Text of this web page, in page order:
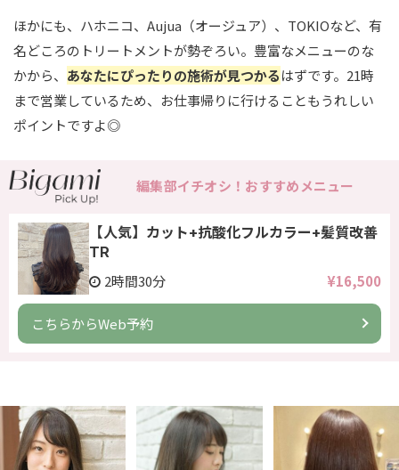
ほかにも、ハホニコ、Aujua（オージュア）、TOKIOなど、有
名どころのトリートメントが勢ぞろい。豊富なメニューのな
かから、 あなたにぴったりの施術が見つかるはずです。21時
まで営業しているため、お仕事帰りに行けることもうれしい
ポイントですよ◎
編集部イチオシ！おすすめメニュー
【人気】カット+抗酸化フルカラー+髪質改善
TR
2時間30分 ¥16,500
こちらからWeb予約